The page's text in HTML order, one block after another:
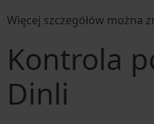
Więcej szczegółów można
Kontrola
Dinli